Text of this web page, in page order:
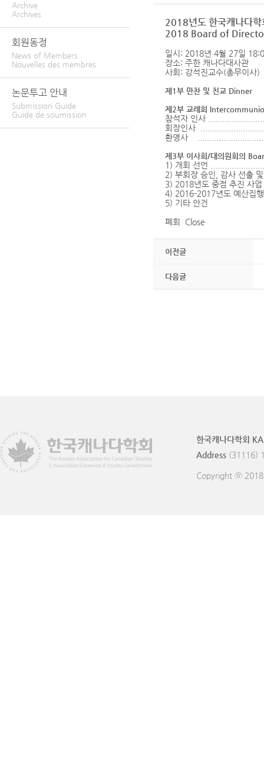
Archive
Archives
회원동정
News of Members
Nouvelles des membres
논문투고 안내
Submission Guide
Guide de soumission
2018년도 한국캐나다
2018 Board of
일시: 2018년 4월 27일
장소: 주한 캐나다대사관
사회: 강석진교수(총무이사)
제1부 만찬 및 친교 Dinner
제2부 교례회
참석자 인사
회장인사
환영사
제3부 이사회/대의원회의
1) 개회 선언
2) 부회장 승인, 감사 선출
3) 2018년도 중점 추진 사업
4) 2016-2017년도 예산집
5) 기타 안건
폐회 Close
이전글
다음글
한국캐나다학회
Address (31116)
Copyright ⓒ 2018